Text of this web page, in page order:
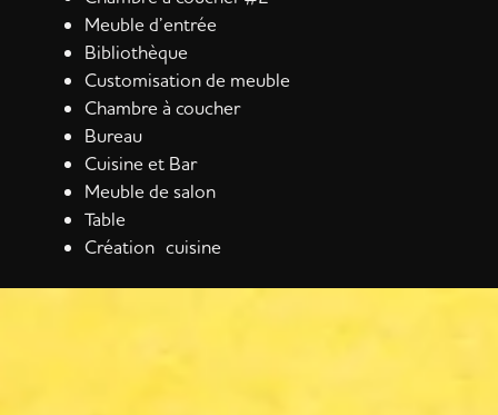
Meuble d’entrée
Bibliothèque
Customisation de meuble
Chambre à coucher
Bureau
Cuisine et Bar
Meuble de salon
Table
Création cuisine